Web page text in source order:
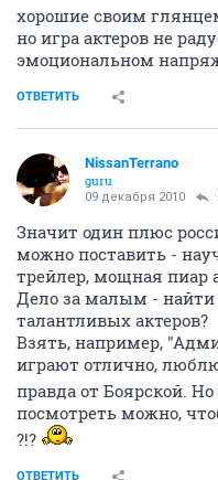
хорошие своим
но игра актеров не
эмоциональном
ОТВЕТИТЬ
NissanTerrano
guru
09 декабря 2010
Значит один плюс
можно поставить -
трейлер, мощная пиар
Дело за малым -
талантливых актеров?
Взять, например,
играют отлично, люблю
правда от Боярской.
посмотреть можно,
?!?
ОТВЕТИТЬ